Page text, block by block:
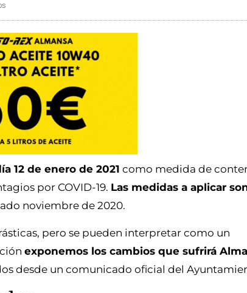
12 de enero de 2021 como medida de
por COVID-19. Las medidas a aplicar
noviembre de 2020.
pero se pueden interpretar como un
exponemos los cambios que sufrirá
desde un comunicado oficial del